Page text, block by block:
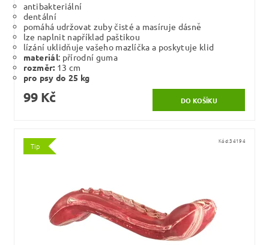
antibakteriální
dentální
pomáhá udržovat zuby čisté a masíruje dásně
lze naplnit například paštikou
lízání uklidňuje vašeho mazlíčka a poskytuje klid
materiál: přírodní guma
rozměr: 13 cm
pro psy do 25 kg
99 Kč
Tip
Kód:34194